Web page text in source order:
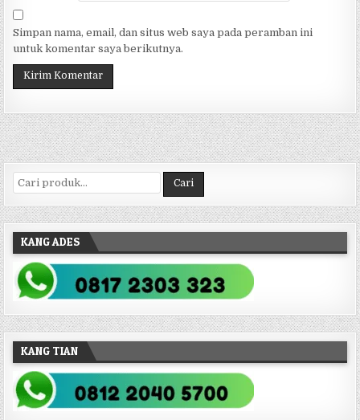
Simpan nama, email, dan situs web saya pada peramban ini
untuk komentar saya berikutnya.
Pencarian untuk: Cari
KANG ADES
KANG TIAN